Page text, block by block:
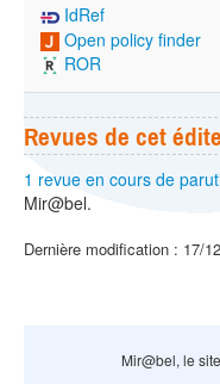
IdRef
Open policy finder
ROR
Revues de cet
1 revue en cours de
Mir@bel.
Dernière modification : 17/
Mir@bel, le